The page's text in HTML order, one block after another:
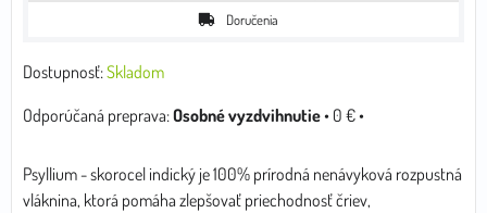
Doručenia
Dostupnosť:Skladom
Osobné vyzdvihnutie• 0 €•
Psyllium - skorocel indický je 100% prírodná nenávyková rozpustná
vláknina, ktorá pomáha zlepšovať priechodnosť čriev,